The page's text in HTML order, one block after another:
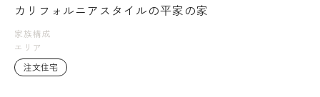
カリフォルニアスタイルの平家の家
家族構成
エリア
注文住宅